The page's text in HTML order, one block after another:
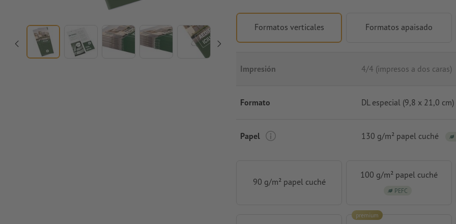
Formatos verticales Formatos apaisado
Impresión 4/4 (impresos a dos caras)
Formato DL especial (9,8 x 21,0 cm)
Papel 130 g/m² papel cuché
90 g/m² papel cuché
100 g/m² papel cuché
PEFC
premium